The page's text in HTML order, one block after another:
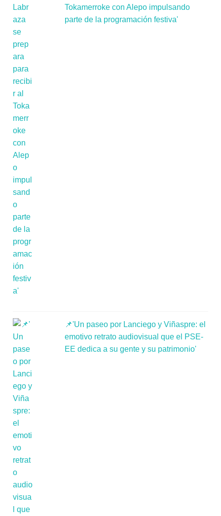
Tokamerroke con Alepo impulsando
parte de la programación festiva'
📌'Un paseo por Lanciego y Viñaspre: el
emotivo retrato audiovisual que el PSE-
EE dedica a su gente y su patrimonio'